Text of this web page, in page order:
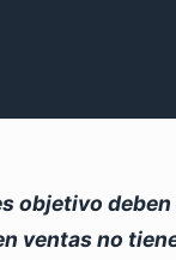
objetivo
ventas no